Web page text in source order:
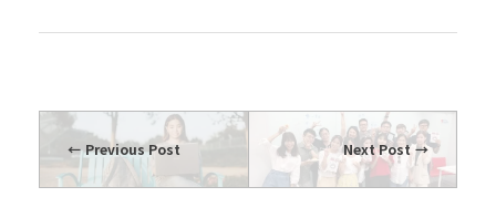
Previous Post Next Post